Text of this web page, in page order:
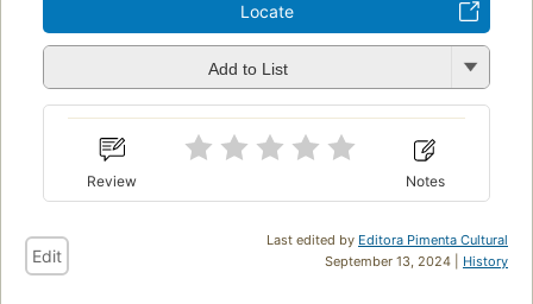
Locate
Add to List
Review Notes
Last edited by Editora Pimenta Cultural
September 13, 2024 | History
Edit